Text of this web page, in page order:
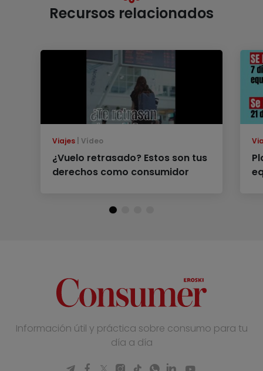
Recursos relacionados
Viajes Vídeo
¿Vuelo retrasado? Estos son tus
derechos como consumidor
Información útil y práctica sobre consumo para tu
día a día